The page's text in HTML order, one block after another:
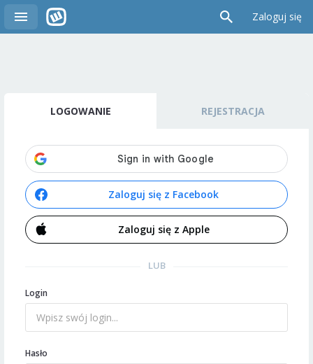
Zaloguj się
LOGOWANIE REJESTRACJA
Zaloguj się z Facebook
Zaloguj się z Apple
LUB
Login
Hasło